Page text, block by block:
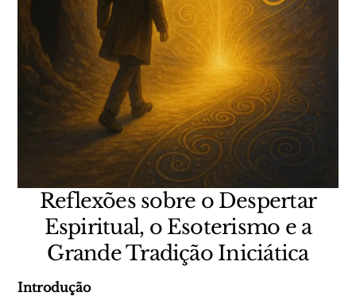
Reflexões sobre o Despertar
Espiritual, o Esoterismo e a
Grande Tradição Iniciática
Introdução